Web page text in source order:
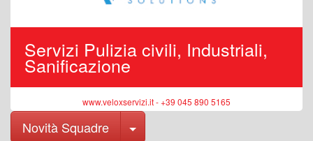
Servizi Pulizia civili, Industriali,
Sanificazione
www.veloxservizi.it - +39 045 890 5165
Novità Squadre Toggle Dropdown